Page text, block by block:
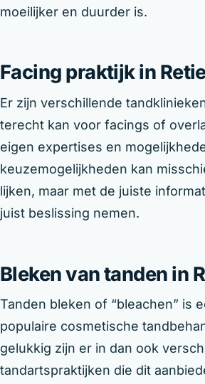
moeilijker en duurder is.
Facing praktijk in
Er zijn verschillende
terecht kan voor facings of
eigen expertises en
keuzemogelijkheden kan
lijken, maar met de juiste
juist beslissing nemen.
Bleken van tanden in
Tanden bleken of “bleachen” is
populaire cosmetische
gelukkig zijn er in dan ook
tandartspraktijken die dit